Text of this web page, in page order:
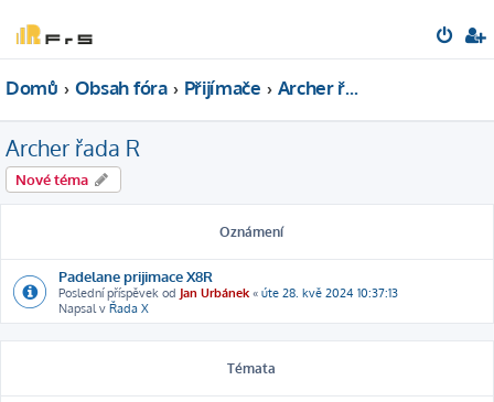
Domů Obsah fóra Přijímače Archer řada R
Archer řada R
Nové téma
Oznámení
Padelane prijimace X8R
Poslední příspěvek od Jan Urbánek « úte 28. kvě 2024 10:37:13
Napsal v Řada X
Témata